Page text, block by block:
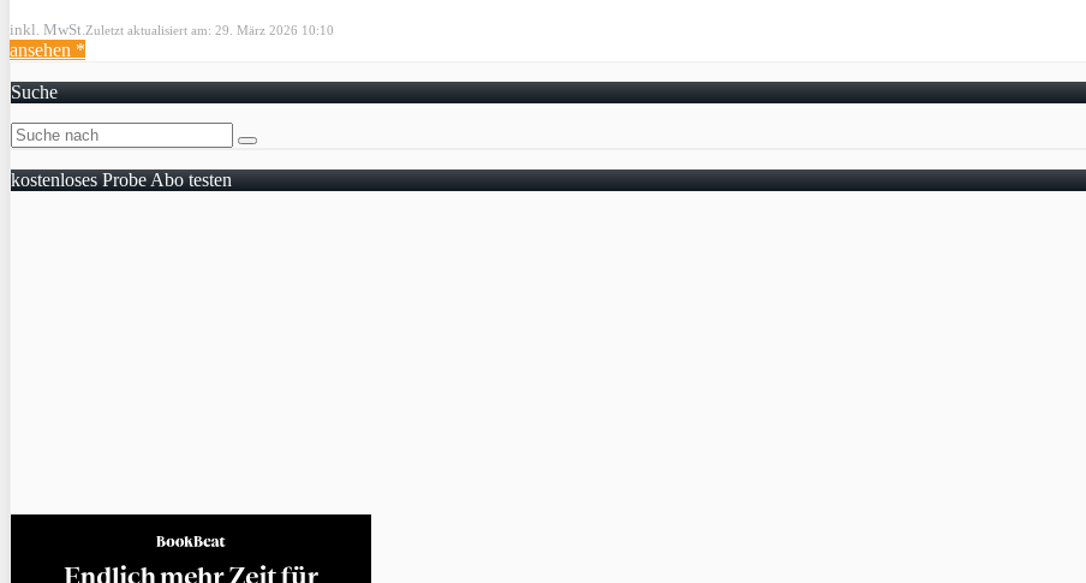
inkl. MwSt. Zuletzt aktualisiert am: 29. März 2026 10:10
ansehen *
Suche
kostenloses Probe Abo testen